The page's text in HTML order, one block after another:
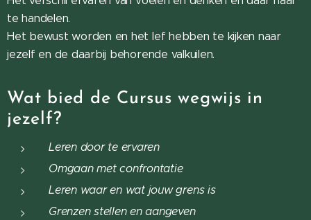
te handelen.
Het bewust worden en het lef hebben te kijken naar
jezelf en de daarbij behorende valkuilen.
Wat bied de Cursus wegwijs in
jezelf?
Leren door te ervaren
Omgaan met confrontatie
Leren waar en wat jouw grens is
Grenzen stellen en aangeven